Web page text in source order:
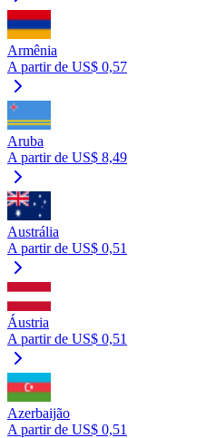
Armênia
A partir de US$ 0,57
Aruba
A partir de US$ 8,49
Austrália
A partir de US$ 0,51
Áustria
A partir de US$ 0,51
Azerbaijão
A partir de US$ 0,51